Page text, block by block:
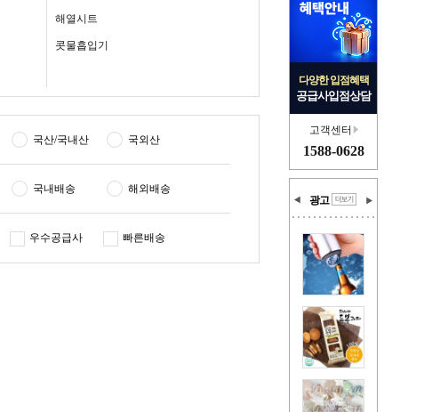
다양한 입점혜택
공급사입점상담
고객센터
1588-0628
광고
해열시트
콧물흡입기
국산/국내산 국외산
국내배송 해외배송
우수공급사 빠른배송